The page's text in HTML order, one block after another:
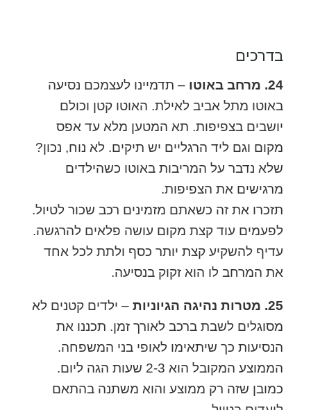
בדרכים
24. מרחב באוטו
– תדמיינו לעצמכם נסיעה
באוטו מתל אביב לאילת. האוטו קטן וכולם
יושבים בצפיפות. תא המטען מלא עד אפס
מקום וגם ליד הרגליים יש תיקים. לא נוח, נכון?
שלא נדבר על המריבות באוטו כשהילדים
מרגישים את הצפיפות.
תזכרו את זה כשאתם מזמינים רכב שכור לטיול.
לפעמים עוד קצת מקום עושה פלאים להרגשה.
עדיף להשקיע קצת יותר כסף ולתת לכל אחד
את המרחב לו הוא זקוק בנסיעה.
25. מטרות נהיגה הגיוניות
– ילדים קטנים לא
מסוגלים לשבת ברכב לאורך זמן. תכננו את
הנסיעות כך שיתאימו לאופי בני המשפחה.
הממוצע המקובל הוא 2-3 שעות הגה ליום.
כמובן שזה רק ממוצע והוא משתנה בהתאם